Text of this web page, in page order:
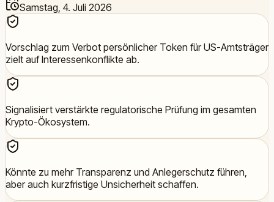
Samstag, 4. Juli 2026
Vorschlag zum Verbot persönlicher Token für US-Amtsträger
zielt auf Interessenkonflikte ab.
Signalisiert verstärkte regulatorische Prüfung im gesamten
Krypto-Ökosystem.
Könnte zu mehr Transparenz und Anlegerschutz führen,
aber auch kurzfristige Unsicherheit schaffen.